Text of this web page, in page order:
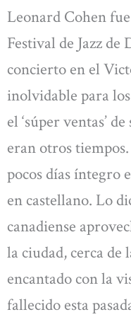
Leonard Cohen
Festival de Jazz de
concierto en el
inolvidable para
el ‘súper ventas’
eran otros
pocos días íntegro
en castellano. Lo
canadiense
la ciudad, cerca de
encantado con la
fallecido esta